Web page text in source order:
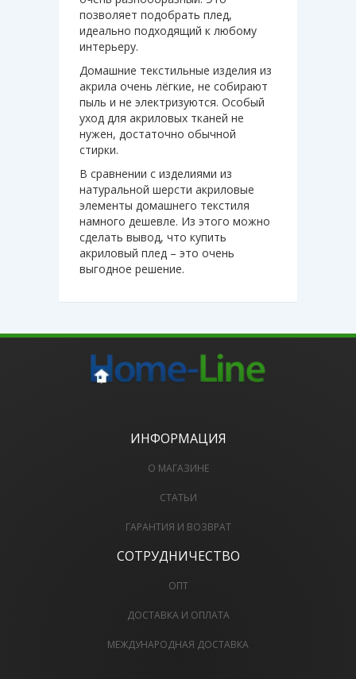
позволяет подобрать плед,
идеально подходящий к любому
интерьеру.
Домашние текстильные изделия из
акрила очень лёгкие, не собирают
пыль и не электризуются. Особый
уход для акриловых тканей не
нужен, достаточно обычной
стирки.
В сравнении с изделиями из
натуральной шерсти акриловые
элементы домашнего текстиля
намного дешевле. Из этого можно
сделать вывод, что купить
акриловый плед – это очень
выгодное решение.
ИНФОРМАЦИЯ
О МАГАЗИНЕ
СТАТЬИ
ГАРАНТИЯ И ВОЗВРАТ
СОТРУДНИЧЕСТВО
ОПТ
ДОСТАВКА И ОПЛАТА
МЕЖДУНАРОДНАЯ ДОСТАВКА